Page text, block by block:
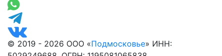
© 2019 - 2026 ООО «Подмосковье» ИНН: